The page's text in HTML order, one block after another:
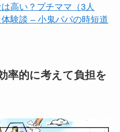
は高い？プチママ（3人
験談 – 小鬼パパの時短道
率的に考えて負担を